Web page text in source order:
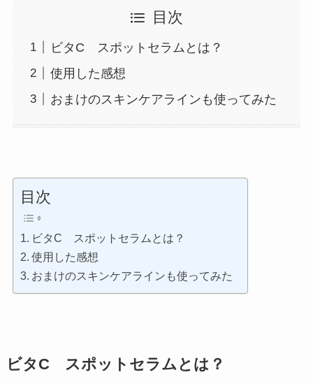
目次
ビタC スポットセラムとは？
使用した感想
おまけのスキンケアラインも使ってみた
目次
ビタC スポットセラムとは？
使用した感想
おまけのスキンケアラインも使ってみた
ビタC スポットセラムとは？